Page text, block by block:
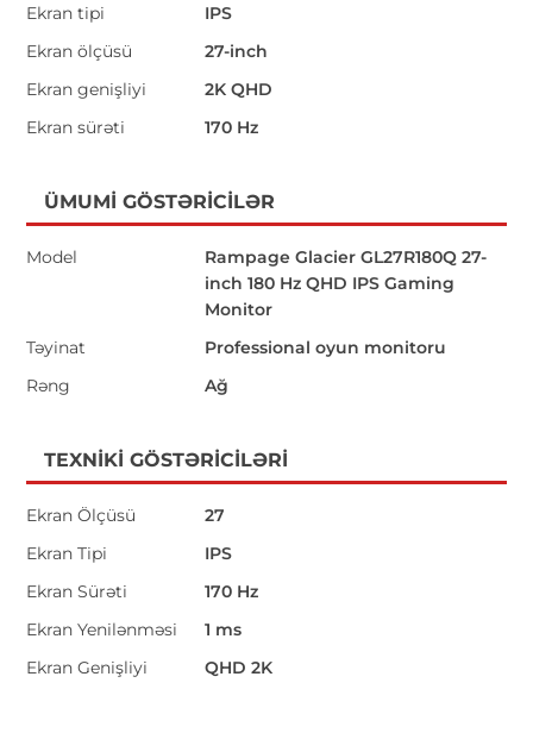
Ekran tipi
IPS
Ekran ölçüsü
27-inch
Ekran genişliyi
2K QHD
Ekran sürəti
170 Hz
ÜMUMI GÖSTƏRICILƏR
Model
Rampage Glacier GL27R180Q 27-
inch 180 Hz QHD IPS Gaming
Monitor
Təyinat
Professional oyun monitoru
Rəng
Ağ
TEXNIKI GÖSTƏRICILƏRI
Ekran Ölçüsü
27
Ekran Tipi
IPS
Ekran Sürəti
170 Hz
Ekran Yenilənməsi
1 ms
Ekran Genişliyi
QHD 2K